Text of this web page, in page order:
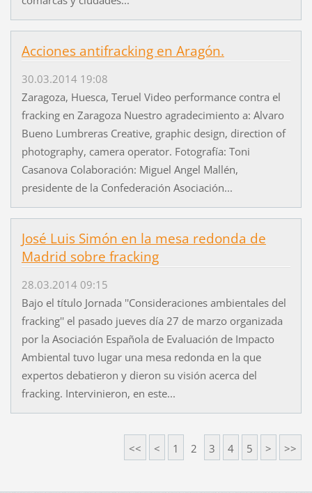
Acciones antifracking en Aragón.
30.03.2014 19:08
Zaragoza, Huesca, Teruel Video performance contra el
fracking en Zaragoza Nuestro agradecimiento a: Alvaro
Bueno Lumbreras Creative, graphic design, direction of
photography, camera operator. Fotografía: Toni
Casanova Colaboración: Miguel Angel Mallén,
presidente de la Confederación Asociación...
José Luis Simón en la mesa redonda de
Madrid sobre fracking
28.03.2014 09:15
Bajo el título Jornada ''Consideraciones ambientales del
fracking'' el pasado jueves día 27 de marzo organizada
por la Asociación Española de Evaluación de Impacto
Ambiental tuvo lugar una mesa redonda en la que
expertos debatieron y dieron su visión acerca del
fracking. Intervinieron, en este...
<< < 1 2 3 4 5 > >>